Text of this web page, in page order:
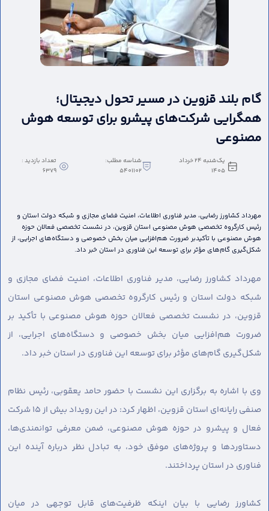
گام بلند قزوین در مسیر تحول دیجیتال؛
همگرایی شرکت‌های پیشرو برای توسعه هوش
مصنوعی
یک‌شنبه 24 خرداد
1405
شناسه مطلب:
5401102
تعداد بازدید :
6379
مهرداد کشاورز رضایی، مدیر فناوری اطلاعات، امنیت فضای مجازی و شبکه دولت استان و
رئیس کارگروه تخصصی هوش مصنوعی استان قزوین، در نشست تخصصی فعالان حوزه
هوش مصنوعی با تأکیدبر ضرورت هم‌افزایی میان بخش خصوصی و دستگاه‌های اجرایی، از
شکل‌گیری گام‌های مؤثر برای توسعه این فناوری در استان خبر داد.
مهرداد کشاورز رضایی، مدیر فناوری اطلاعات، امنیت فضای مجازی و
شبکه دولت استان و رئیس کارگروه تخصصی هوش مصنوعی استان
قزوین، در نشست تخصصی فعالان حوزه هوش مصنوعی با تأکید بر
ضرورت هم‌افزایی میان بخش خصوصی و دستگاه‌های اجرایی، از
شکل‌گیری گام‌های مؤثر برای توسعه این فناوری در استان خبر داد.
وی با اشاره به برگزاری این نشست با حضور حامد یعقوبی، رئیس نظام
صنفی رایانه‌ای استان قزوین، اظهار کرد: در این رویداد بیش از ۱۵ شرکت
فعال و پیشرو در حوزه هوش مصنوعی، ضمن معرفی توانمندی‌ها،
دستاوردها و پروژه‌های موفق خود، به تبادل نظر درباره آینده این
فناوری در استان پرداختند.
کشاورز رضایی با بیان اینکه ظرفیت‌های قابل توجهی در میان